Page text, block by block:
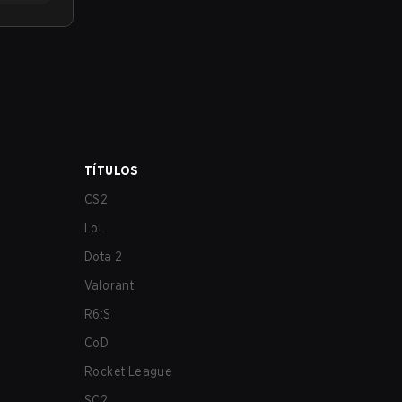
TÍTULOS
CS2
LoL
Dota 2
Valorant
R6:S
CoD
Rocket League